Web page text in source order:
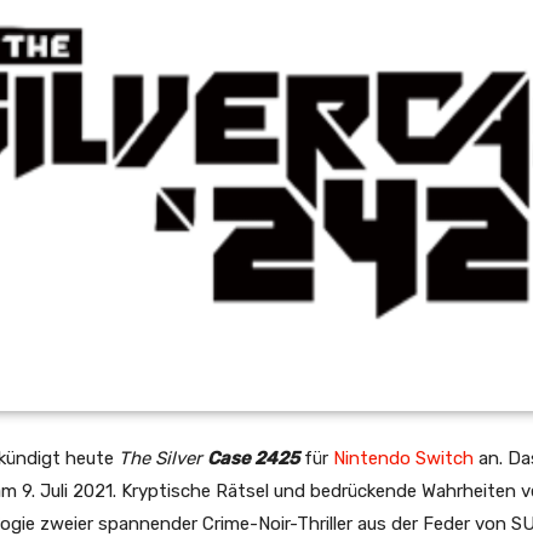
heute The SilverCase 2425 für Nintendo Switch an.
9. Juli 2021. Kryptische Rätsel und bedrückende Wahrheiten
zweier spannender Crime-Noir-Thriller aus der Feder von